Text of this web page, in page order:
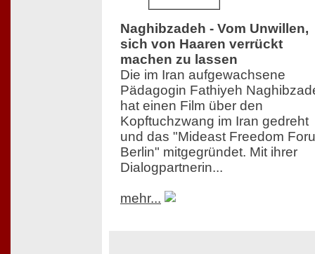
Naghibzadeh - Vom Unwillen,
sich von Haaren verrückt
machen zu lassen
Die im Iran aufgewachsene
Pädagogin Fathiyeh
hat einen Film über den
Kopftuchzwang im Iran gedreht
und das "Mideast Freedom
Berlin" mitgegründet. Mit ihrer
Dialogpartnerin...
mehr...